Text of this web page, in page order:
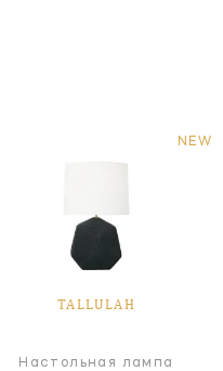
NEW
TALLULAH
Настольная лампа